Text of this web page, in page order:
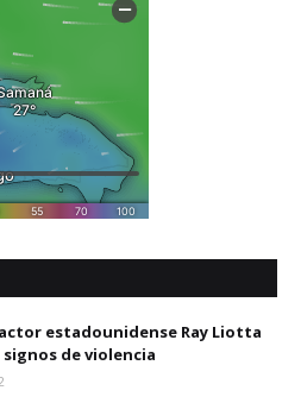
estadounidense Ray Liotta
de violencia